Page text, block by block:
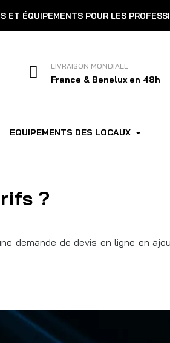
ET ÉQUIPEMENTS POUR LES
LIVRAISON MONDIALE
France & Benelux en 48h
EQUIPEMENTS DES LOCAUX
?
demande de devis en ligne en